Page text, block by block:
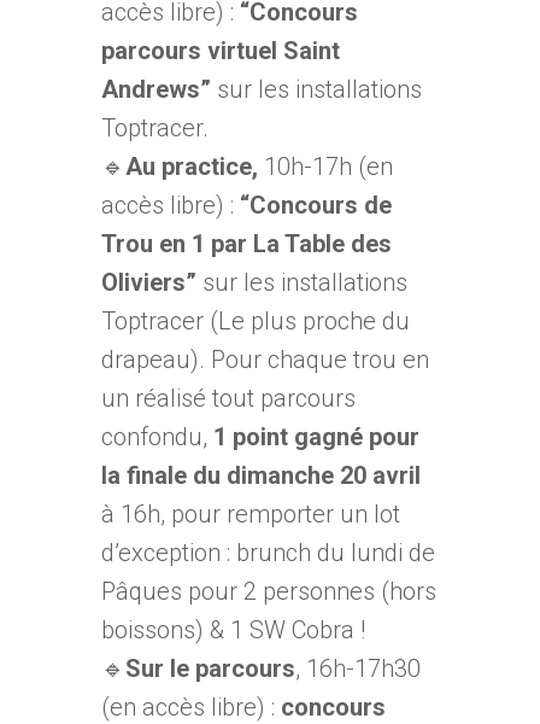
accès libre) : “Concours
parcours virtuel Saint
Andrews” sur les installations
Toptracer.
🔹 Au practice, 10h-17h (en
accès libre) : “Concours de
Trou en 1 par La Table des
Oliviers” sur les installations
Toptracer (Le plus proche du
drapeau). Pour chaque trou en
un réalisé tout parcours
confondu, 1 point gagné pour
la finale du dimanche 20 avril
à 16h, pour remporter un lot
d’exception : brunch du lundi de
Pâques pour 2 personnes (hors
boissons) & 1 SW Cobra !
🔹 Sur le parcours, 16h-17h30
(en accès libre) : concours